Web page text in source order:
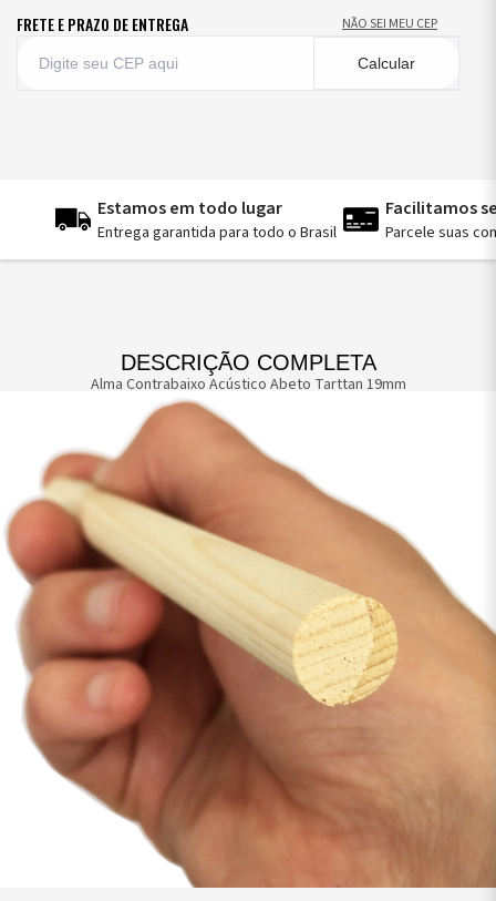
FRETE E PRAZO DE ENTREGA NÃO SEI MEU CEP
Calcular
Estamos em todo lugar
Entrega garantida para todo o Brasil
Facilitamos
Parcele suas
DESCRIÇÃO COMPLETA
Alma Contrabaixo Acústico Abeto Tarttan 19mm